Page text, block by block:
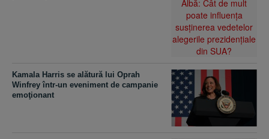
Kamala Harris se alătură lui Oprah
Winfrey într-un eveniment de campanie
emoţionant